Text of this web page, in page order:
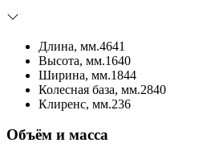
Длина, мм.4641
Высота, мм.1640
Ширина, мм.1844
Колесная база, мм.2840
Клиренс, мм.236
Объём и масса